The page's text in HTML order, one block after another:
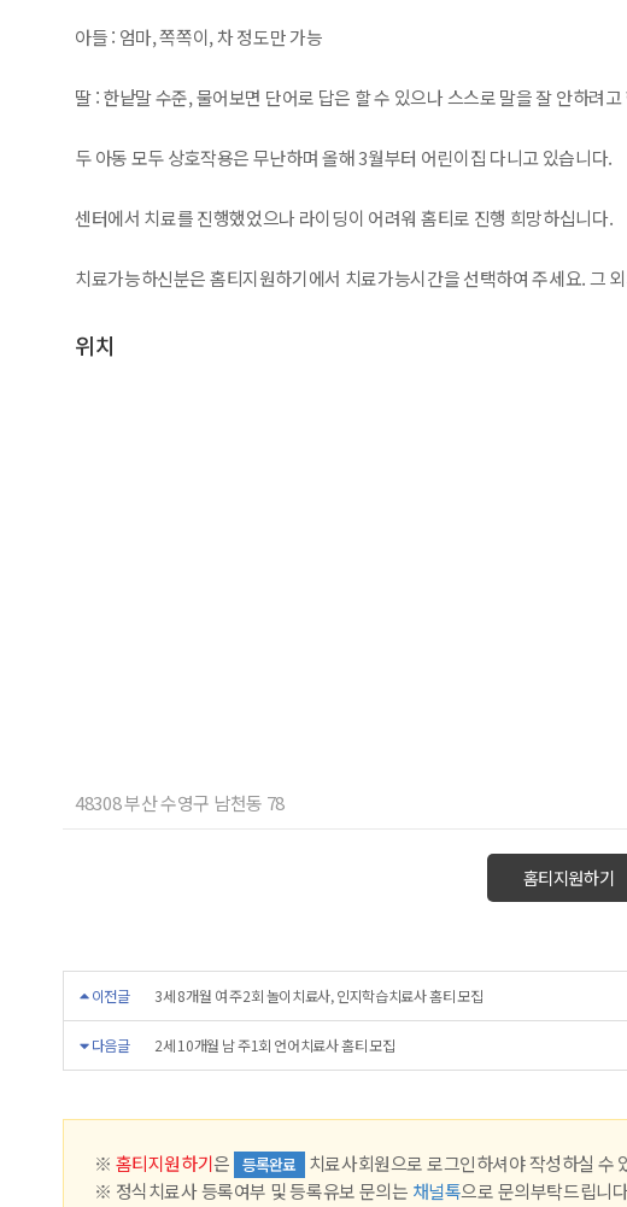
아들 : 엄마, 쪽쪽이, 차 정도만 가능
딸 : 한낱말 수준, 물어보면 단어로 답은 할 수 있으나 스스로 말을 잘 안하려
두 아동 모두 상호작용은 무난하며 올해 3월부터 어린이집 다니고 있습니다.
센터에서 치료를 진행했었으나 라이딩이 어려워 홈티로 진행 희망하십니다.
치료가능하신분은 홈티지원하기에서 치료가능시간을 선택하여 주세요. 그
위치
48308 부산 수영구 남천동 78
홈티지원하기
이전글 3세 8개월 여 주2회 놀이치료사, 인지학습치료사 홈티 모집
다음글 2세 10개월 남 주1회 언어치료사 홈티 모집
※ 홈티지원하기은 등록완료
치료사회원으로 로그인하셔야 작성하실 수
※ 정식치료사 등록여부 및 등록유보 문의는 채널톡으로 문의부탁드립니